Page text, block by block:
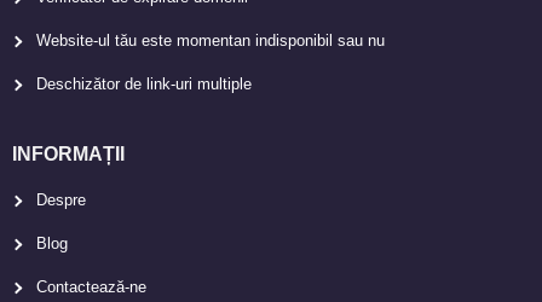
Website-ul tău este momentan indisponibil sau nu
Deschizător de link-uri multiple
INFORMAȚII
Despre
Blog
Contactează-ne